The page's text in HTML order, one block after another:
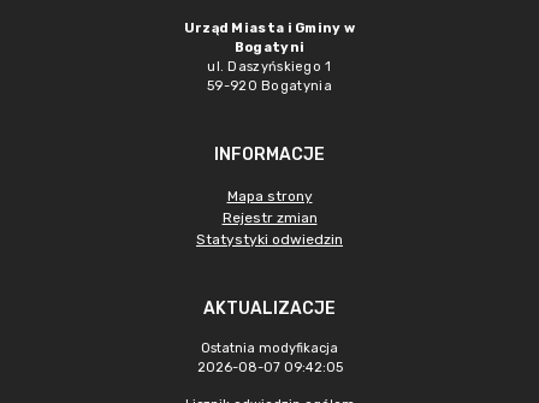
Urząd Miasta i Gminy w
Bogatyni
ul. Daszyńskiego 1
59-920 Bogatynia
INFORMACJE
Mapa strony
Rejestr zmian
Statystyki odwiedzin
AKTUALIZACJE
Ostatnia modyfikacja
2026-08-07 09:42:05